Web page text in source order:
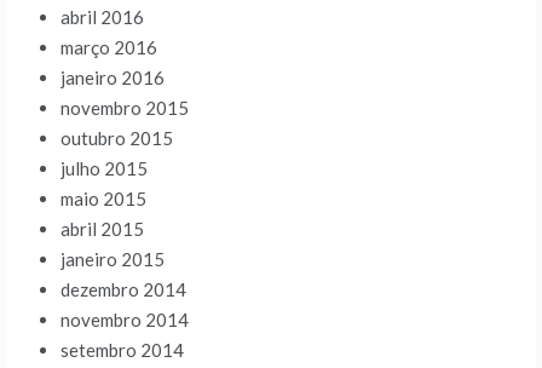
abril 2016
março 2016
janeiro 2016
novembro 2015
outubro 2015
julho 2015
maio 2015
abril 2015
janeiro 2015
dezembro 2014
novembro 2014
setembro 2014